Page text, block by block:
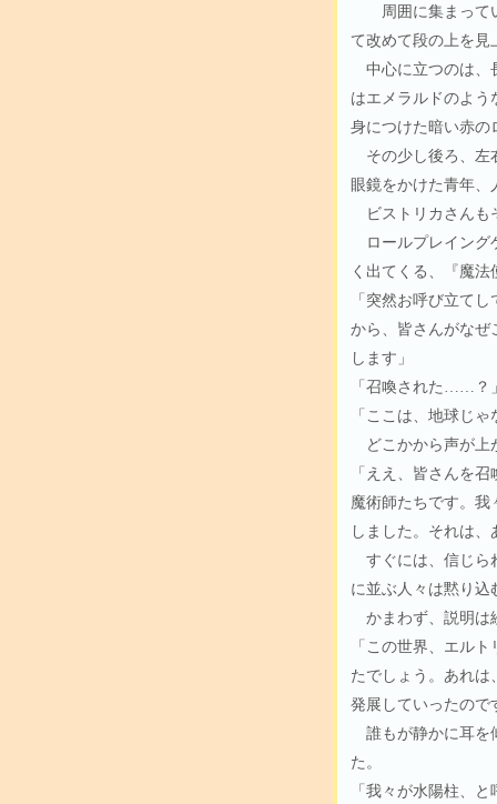
周囲に集まってい
て改めて段の上を見
中心に立つのは、
はエメラルドのよ
身につけた暗い赤の
その少し後ろ、左
眼鏡をかけた青年
ビストリカさんも
ロールプレイング
く出てくる、『魔
「突然お呼び立て
から、皆さんがな
します」
「召喚された……？
「ここは、地球じ
どこかから声が上
「ええ、皆さんを
魔術師たちです。
しました。それは
すぐには、信じら
に並ぶ人々は黙り込
かまわず、説明は
「この世界、エル
たでしょう。あれ
発展していったので
誰もが静かに耳を
た。
「我々が水陽柱、